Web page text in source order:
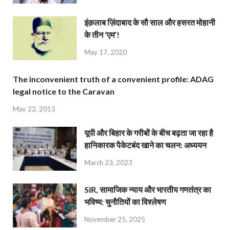
इंक़लाब ज़िंदाबाद के सौ साल और हसरत मोहानी
के तीन ‘एम’!
May 17, 2020
The inconvenient truth of a convenient profile: ADAG
legal notice to the Caravan
May 22, 2013
यूपी और बिहार के गरीबों के बीच बढ़ता जा रहा है
हानिकारक पैकेटबंद खाने का चलन: अध्ययन
March 23, 2023
SIR, सामाजिक न्याय और भारतीय गणतंत्र का
भविष्य: चुनौतियों का विश्लेषण
November 25, 2025